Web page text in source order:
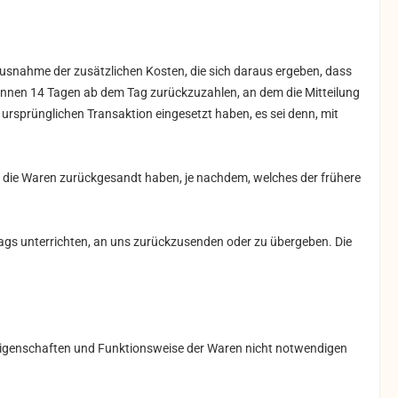
der zusätzlichen Kosten, die sich daraus ergeben, dass
14Tagen ab dem Tag zurückzuzahlen, an dem die Mitteilung
Transaktion eingesetzt haben, es sei denn, mit
Waren zurückgesandt haben, je nachdem, welches der frühere
unterrichten, an unszurückzusenden oder zu übergeben. Die
und Funktionsweise der Waren nicht notwendigen